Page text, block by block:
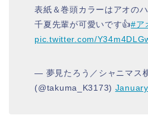
表紙＆巻頭カラーはアオの
千夏先輩が可愛いです👍#ア
pic.twitter.com/
— 夢見たろう／シャニマス
(@takuma_K3173)